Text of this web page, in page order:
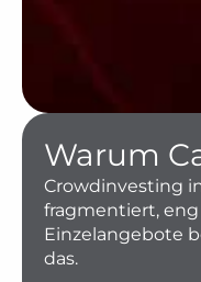
Warum
Crowdinvesting
fragmentiert,
Einzelangebote
das.